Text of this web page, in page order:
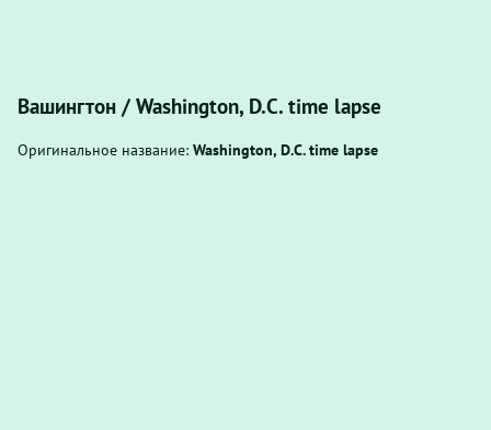
Вашингтон / Washington, D.C. time lapse
Оригинальное название: Washington, D.C. time lapse